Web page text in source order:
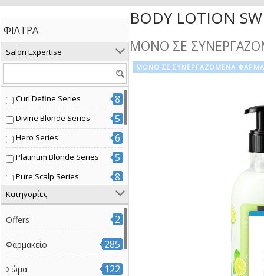
ΦΊΛΤΡΑ
Salon Expertise
Curl Define Series 8
Divine Blonde Series 5
Hero Series 6
Platinum Blonde Series 5
Pure Scalp Series 8
Radiant Color Series 7
Volume Boost Series 3
Βαμμένα μαλλιά 7
Διάφοροι τύποι μαλλιών 14
Έξτρα όγκος
Κατηγορίες
Offers 2
Φαρμακείο 285
Σώμα 122
BODY LOTION
ΜΟΝΟ ΣΕ
ΜΟΝΟ ΣΕ ΣΥΝΕΡΓΑΖΟΜΕΝΑ